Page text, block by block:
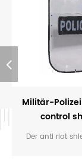
Militär-
control
Der anti riot